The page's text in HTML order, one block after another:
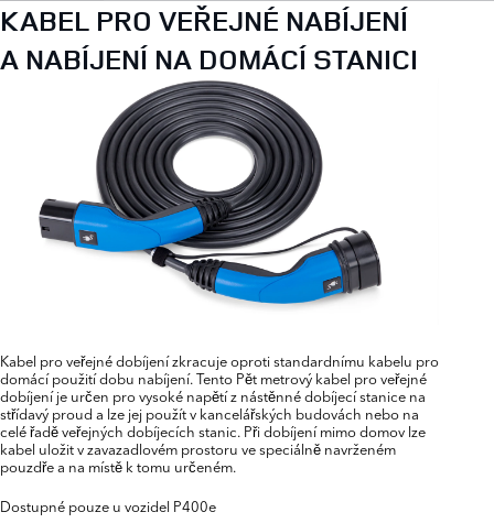
KABEL PRO VEŘEJNÉ NABÍJENÍ
A NABÍJENÍ NA DOMÁCÍ STANICI
Kabel pro veřejné dobíjení zkracuje oproti standardnímu kabelu pro
domácí použití dobu nabíjení. Tento Pět metrový kabel pro veřejné
dobíjení je určen pro vysoké napětí z nástěnné dobíjecí stanice na
střídavý proud a lze jej použít v kancelářských budovách nebo na
celé řadě veřejných dobíjecích stanic. Při dobíjení mimo domov lze
kabel uložit v zavazadlovém prostoru ve speciálně navrženém
pouzdře a na místě k tomu určeném.
Dostupné pouze u vozidel P400e